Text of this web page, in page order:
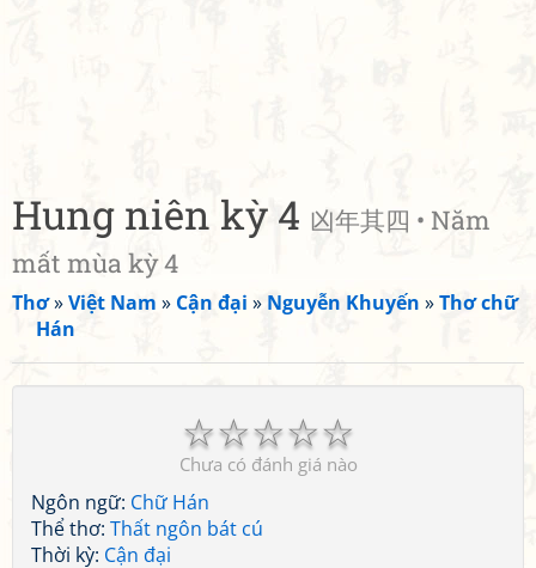
Hung niên kỳ 4 凶年其四 • Năm
mất mùa kỳ 4
Thơ»Việt Nam » Cận đại » Nguyễn Khuyến »Thơ chữ
Hán
☆
☆
☆
☆
☆
Chưa có đánh giá nào
Ngôn ngữ: Chữ Hán
Thể thơ: Thất ngôn bát cú
Thời kỳ: Cận đại